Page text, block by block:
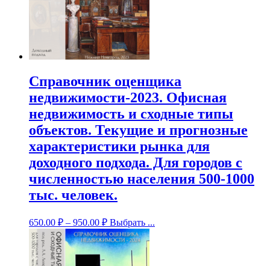
Справочник оценщика
недвижимости-2023. Офисная
недвижимость и сходные типы
объектов. Текущие и прогнозные
характеристики рынка для
доходного подхода. Для городов с
численностью населения 500-1000
тыс. человек.
650.00 ₽ – 950.00 ₽ Выбрать ...